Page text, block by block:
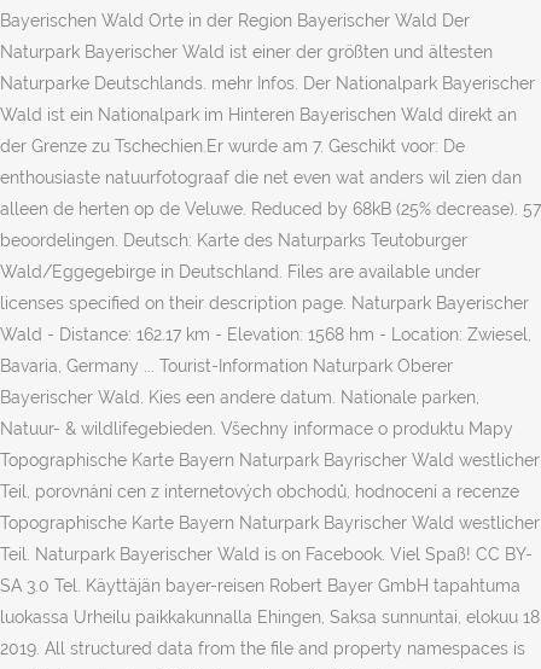
Bayerischen Wald Orte in der Region Bayerischer Wald Der
Naturpark Bayerischer Wald ist einer der größten und ältesten
Naturparke Deutschlands. mehr Infos. Der Nationalpark Bayerischer
Wald ist ein Nationalpark im Hinteren Bayerischen Wald direkt an
der Grenze zu Tschechien.Er wurde am 7. Geschikt voor: De
enthousiaste natuurfotograaf die net even wat anders wil zien dan
alleen de herten op de Veluwe. Reduced by 68kB (25% decrease). 57
beoordelingen. Deutsch: Karte des Naturparks Teutoburger
Wald/Eggegebirge in Deutschland. Files are available under
licenses specified on their description page. Naturpark Bayerischer
Wald - Distance: 162.17 km - Elevation: 1568 hm - Location: Zwiesel,
Bavaria, Germany ... Tourist-Information Naturpark Oberer
Bayerischer Wald. Kies een andere datum. Nationale parken,
Natuur- & wildlifegebieden. Všechny informace o produktu Mapy
Topographische Karte Bayern Naturpark Bayrischer Wald westlicher
Teil, porovnání cen z internetových obchodů, hodnocení a recenze
Topographische Karte Bayern Naturpark Bayrischer Wald westlicher
Teil. Naturpark Bayerischer Wald is on Facebook. Viel Spaß! CC BY-
SA 3.0 Tel. Käyttäjän bayer-reisen Robert Bayer GmbH tapahtuma
luokassa Urheilu paikkakunnalla Ehingen, Saksa sunnuntai, elokuu 18
2019. All structured data from the file and property namespaces is